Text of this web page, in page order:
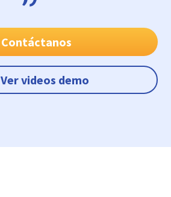
Contáctanos
Ver videos demo